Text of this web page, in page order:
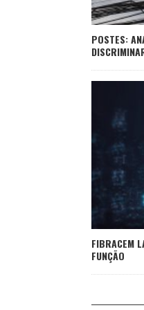
POSTES:
FIBRACEM
FUNÇÃO